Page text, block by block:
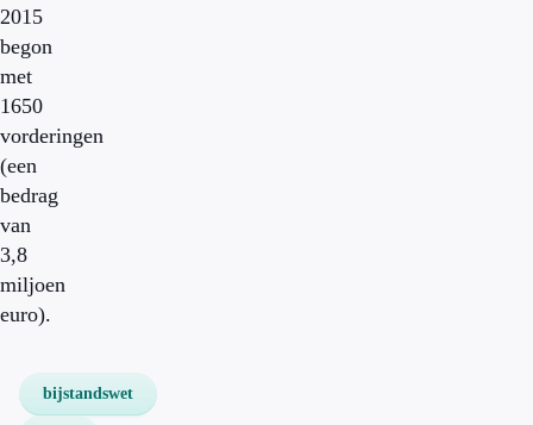
2015
begon
met
1650
vorderingen
(een
bedrag
van
3,8
miljoen
euro).
bijstandswet